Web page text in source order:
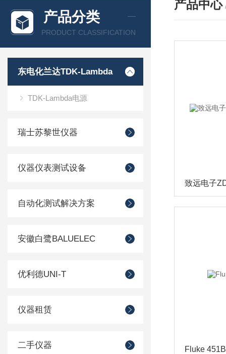
产品分类
PRODUCT CLASSIFICATION
东电化兰达TDK-Lambda
TDK-Lambda电源
瑞士苏黎世仪器
仪器仪表测试设备
自动化测试解决方案
安徽白鹭BALUELEC
优利德UNI-T
仪器租赁
二手仪器
产品中心
Fluke